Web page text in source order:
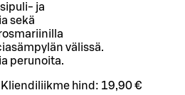
ja
sekä
välissä.
perunoita.
Kliendiliikme hind: 19,90 €